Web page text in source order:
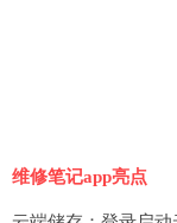
维修笔记app亮点